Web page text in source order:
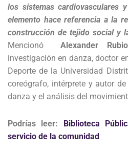
los sistemas cardiovasculares
elemento hace referencia a la
construcción de tejido social y
Mencionó
Alexander
investigación en danza, doctor
Deporte de la Universidad
coreógrafo, intérprete y autor
danza y el análisis del
Podrías leer:
Biblioteca
servicio de la comunidad